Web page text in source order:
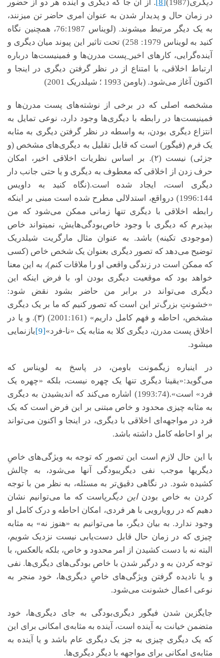
دیگری(1987)
[8]
. از آن جا که دیگری و آینده هر دو از حضور
در زمان حال و پدیدار شدن به عنوان امری حاضر تن می­زنند،
به یک­ دیگر مرتبط می­شوند. (لویناس 76:1987، همچنین نگاه
کنید به لویناس 1979: 258) تحت تاثیر این پیوند میان دیگری و
آینده‌گرایی، کارهای اخیر
پست مدرن‌ها و فمینیست‌ها درباره
ارتباط اخلاقی، با امتناع از در نظر گرفتن دیگری در اینجا و
اکنون آغاز می‌شود. (باومن 1993 ؛ شیلدریک 2001)
مشخصه اصلی که در برخی از نوشته‌های پست مدرن‌ها و
فمینیست‌ها در رابطه با دیگری‌ها وجود دارد، نوعی تمایل به
انتزاع دیگری بودن، به واسطه در نظر گرفتن دیگری به مثابه
یک فرم (فیگور) است که قابل تقلیل به دیگری‌های مشخص (و
جزئی) نیست (۲).
بر اساس نظریات اخلاقی اخیر، امکان
حرف زدن از اخلاقی که معطوف به دیگری و یا حتی جانب دار
دیگری است، ایجاد شده است.(نگاه کنید به داویس
1996:144) درواقع، استدلالی مطرح شده است مبنی بر اینکه
رابطه اخلاقی با دیگری تنها زمانی ممکن می‌شود که من
بپذیرم که دیگری با وجود خاص‌بودگی‌هایش، نمی­تواند خاص
(موجودی تکینه) باشد. به عنوان مثال مارگریت شیلدریک
توضیح می‌دهد که تصور دیگری بعنوان یک شخص خاص (کسی
که ممکن است در زندگی واقعی او را ملاقات کنم)، به این معنا
خواهد بود که موقعیت دیگری بودن او، با فرض اینکه این
دیگری می‌تواند در برابر من حاضر بشود نقض شود:
«خشونتِ بزرگ‌تر این است که تصور کنیم که ما بر یک دیگری
مشخص، احاطه و فهم کامل داریم» (2001:161) (
۳).
و یا در
اخلاق پست مدرن، دیگری کلا به مثابه یک «نا-فرد»[9]
بازنمایی
می­شود.
در اینباره زیگمونت باومن، در پاسخ به لویناس که
می‌گوید:«یقینا دیگری تنها یک چهره نیست، بلکه «چهره یک
فرد» است».(1993:74) اشاره می‌کند که اندیشیدن به دیگری
به مثابه چیزی محدود و خاص مبتنی بر این فرض است که یک
فرد در مواجهه‌ای اخلاقی با دیگری، در اینجا و اکنون می‌تواند
بر او احاطه کامل داشته باشد.
با این حال لازم است این تصور که توجه به ویژگی‌های خاصِ
دیگری­ها موجب نفی دیگری­بودگی آن­ها می‌شود، به چالش
کشیده شود. در نگاهی دقیق‌تر به مسئله، به نظر من با توجه
کردن به خاص بودن این دیگریاست که ما می‌توانیم نشان
دهیم که در رویارویی با هر فردی، امکان احاطه و درک کامل او
وجود ندارد. به بیان دیگر، ما می‌توانیم به «هنوز نه» به مثابه
چیزی که در زمان حال قابل دست‌یابی نیست نزدیک شویم،
البته نه با دست کشیدن از امر محدود و خاص، بلکه بالعکس، با
توجه کردن به و درگیر شدن با خاص بودگی‌های دیگری‌ها. نفی
و یا نادیده گرفتن ویژگی‌های خاصِ دیگری‌ها، خود منجر به
نوعی اعمال خشونت می‌شود.
جایگزین شدن فیگور دیگریبودگی به جای دیگری‌‌ها، خود
متضمن خیانت به آینده است، آینده به مثابه‌ی امکانی برای این
که یک دیگری چیزی به جز یک دیگری عام باشد و یا آینده به
مثابه‌ی امکانی برای مواجهه با دیگر دیگری‌ها.